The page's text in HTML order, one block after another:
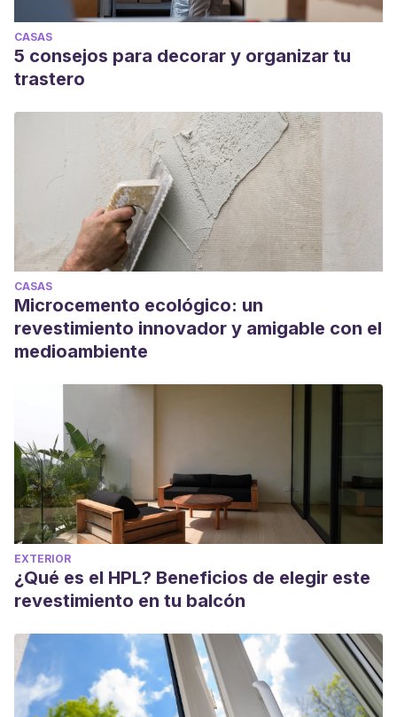
CASAS
5 consejos para decorar y organizar tu
trastero
CASAS
Microcemento ecológico: un
revestimiento innovador y amigable con el
medioambiente
EXTERIOR
¿Qué es el HPL? Beneficios de elegir este
revestimiento en tu balcón